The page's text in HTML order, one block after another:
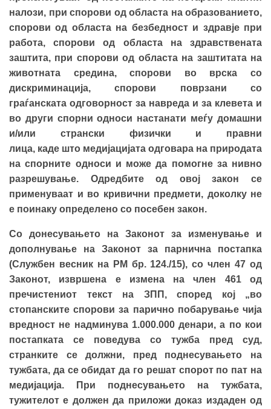
налози, при спорови од областа на образованието,
спорови од областа на безбедност и здравје при
работа, спорови од областа на здравствената
заштита, при спорови од областа на заштитата на
животната средина, спорови во врска со
дискриминација, спорови поврзани со
граѓанската одговорност за навреда и за клевета и
во други спорни односи настанати меѓу домашни
и/или странски физички и правни
лица, каде што медијацијата одговара на природата
на спорните односи и може да помогне за нивно
разрешување. Одредбите од овој закон се
применуваат и во кривични предмети, доколку не
е поинаку определено со посебен закон.
Со донесувањето на Законот за изменување и
дополнување на Законот за парнична постапка
(Службен весник на РМ бр. 124./15), со член 47 од
Законот, извршена е измена на член 461 од
пречистениот текст на ЗПП, според кој „во
стопанските спорови за парично побарување чија
вредност не надминува 1.000.000 денари, а по кои
постапката се поведува со тужба пред суд,
странките се должни, пред поднесувањето на
тужбата, да се обидат да го решат спорот по пат на
медијација. При поднесувањето на тужбата,
тужителот е должен да приложи доказ издаден од